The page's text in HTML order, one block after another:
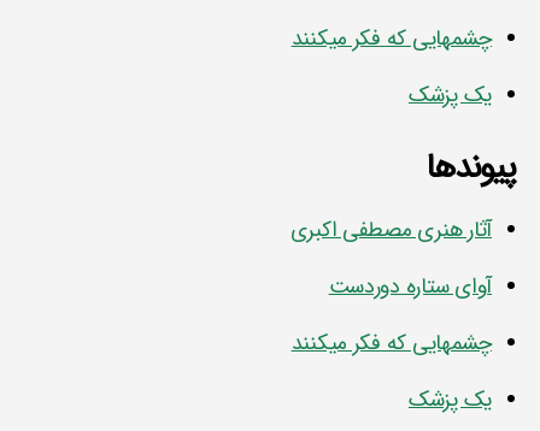
چشمهایی که فکر میکنند
یک پزشک
پیوندها
آثار هنری مصطفی اکبری
آوای ستاره دوردست
چشمهایی که فکر میکنند
یک پزشک